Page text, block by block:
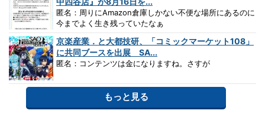
匿名：周りにAmazon倉庫しかない不便な場所にあるのに
今までよく生き残っていたなぁ
京楽産業．と大都技研、「コミックマーケット108」
に共同ブースを出展 SA...
匿名：コンテンツは金になりますね。さすが
もっと見る